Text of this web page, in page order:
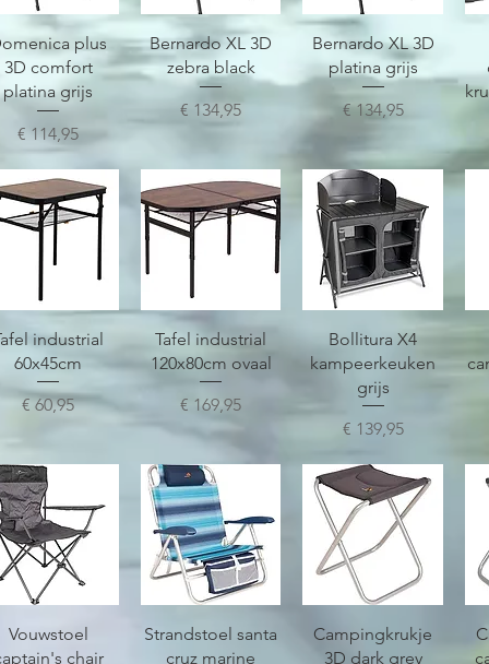
Snel overzichtplus
3D comfort
platina grijs
Prijs
€ 114,95
Snel overzicht
Bernardo XL 3D
zebra black
Prijs
€ 134,95
Snel overzicht
Bernardo XL 3D
platina grijs
Prijs
€ 134,95
Snel overzicht
industrial
60x45cm
Prijs
€ 60,95
Snel overzicht
Tafel industrial
120x80cm ovaal
Prijs
€ 169,95
Snel overzicht
Bollitura X4
kampeerkeuken
grijs
Prijs
€ 139,95
Snel overzicht
Vouwstoel
chair
Snel overzicht
Strandstoel santa
cruz marine
Snel overzicht
Campingkrukje
3D dark grey